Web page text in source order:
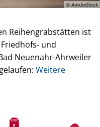
© AdobeStock
Reihengrabstätten ist
und
Neuenahr-Ahrweiler
Weitere